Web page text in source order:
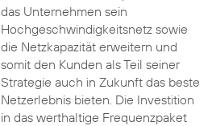
das Unternehmen sein
Hochgeschwindigkeitsnetz sowie
die Netzkapazität erweitern und
somit den Kunden als Teil seiner
Strategie auch in Zukunft das beste
Netzerlebnis bieten. Die Investition
in das werthaltige Frequenzpaket